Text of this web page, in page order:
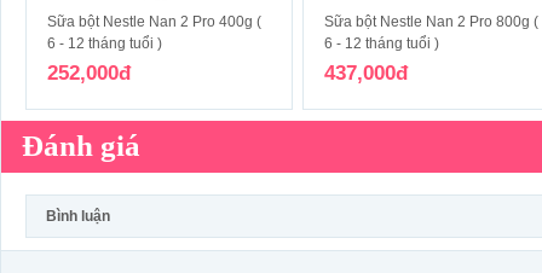
Sữa bột Nestle Nan 2 Pro 400g (
6 - 12 tháng tuổi )
252,000đ
Sữa bột Nestle Nan 2 Pro 800g (
6 - 12 tháng tuổi )
437,000đ
Đánh giá
Bình luận